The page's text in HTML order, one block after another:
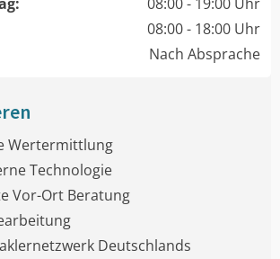
08:00 - 18:00 Uhr
Nach Absprache
Wertermittlung
Technologie
Vor-Ort Beratung
Deutschlands